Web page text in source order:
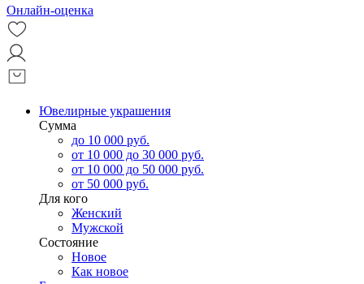
Онлайн-оценка
Ювелирные украшения
Сумма
до 10 000 руб.
от 10 000 до 30 000 руб.
от 10 000 до 50 000 руб.
от 50 000 руб.
Для кого
Женский
Мужской
Состояние
Новое
Как новое